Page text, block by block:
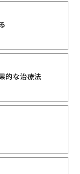
的な治療法